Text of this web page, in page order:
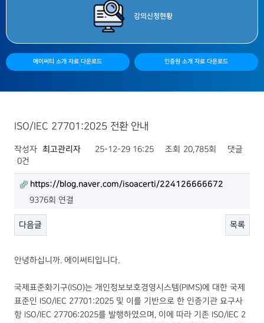
강의 신청현황
에이써티 소개 자료 다운로드 인증원 소개 자료 다운로드
ISO/IEC 27701:2025 전환 안내
작성자 최고관리자 25-12-29 16:25 조회 20,785회
댓글
0건
https://blog.naver.com/isoacerti/224126666672
9376회 연결
다음글 목록
안녕하십니까. 에이써티입니다.
국제표준화기구(ISO)는 개인정보보호경영시스템(PIMS)에 대한 국제
표준인 ISO/IEC 27701:2025 및 이를 기반으로 한 인증기관 요구사
항 ISO/IEC 27706:2025를 발행하였으며, 이에 따라 기존 ISO/IEC 2